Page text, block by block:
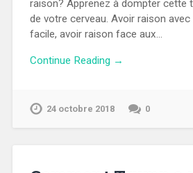
raison? Apprenez à dompter cette
de votre cerveau. Avoir raison
facile, avoir raison face aux…
Continue Reading →
24 octobre 2018 0